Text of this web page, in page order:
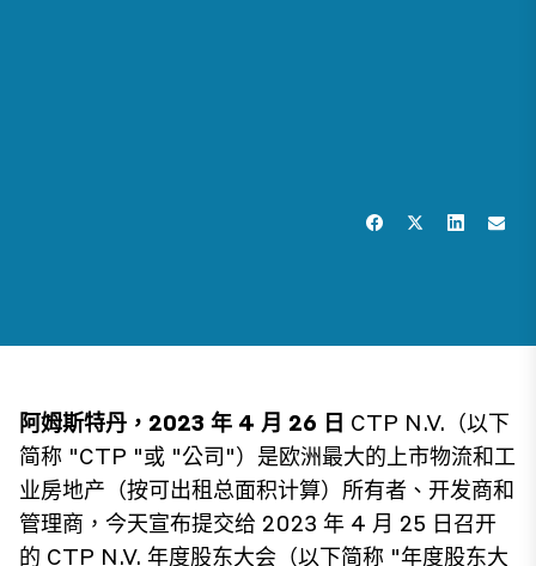
阿姆斯特丹，2023 年 4 月 26 日 CTP N.V.（以下
简称 "CTP "或 "公司"）是欧洲最大的上市物流和工
业房地产（按可出租总面积计算）所有者、开发商和
管理商，今天宣布提交给 2023 年 4 月 25 日召开
的 CTP N.V. 年度股东大会（以下简称 "年度股东大